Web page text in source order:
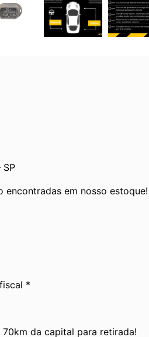
SP
encontradas em nosso estoque!
*
da capital para retirada!